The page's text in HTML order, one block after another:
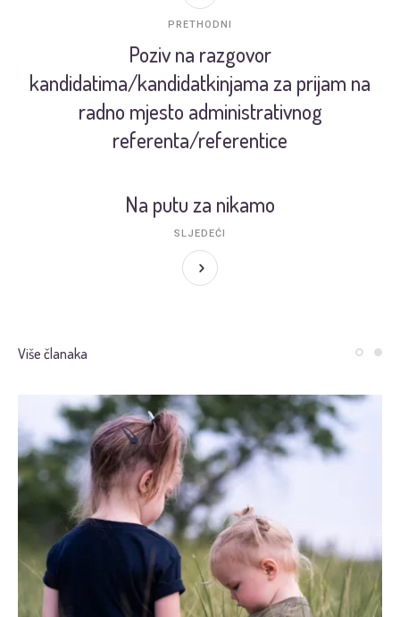
Poziv na razgovor
kandidatima/kandidatkinjama za prijam na
radno mjesto administrativnog
referenta/referentice
PRETHODNI
Na putu za nikamo
SLJEDEĆI
Više članaka